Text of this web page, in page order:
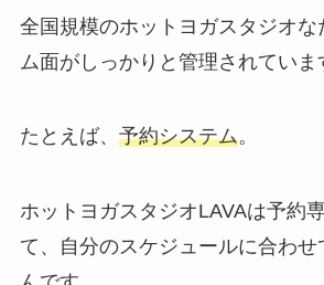
全国規模のホットヨガスタジオな
ム面がしっかりと管理されていま
たとえば、 予約システム。
ホットヨガスタジオLAVAは予約
て、自分のスケジュールに合わせ